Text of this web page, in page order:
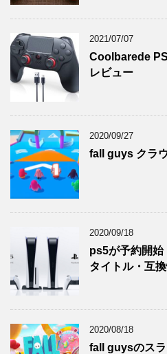
2021/07/07
Coolbarede
レビュー
2020/09/27
fall guys クラ
2020/09/18
ps5が予約開始
タイトル・互
2020/08/18
fall guysのス